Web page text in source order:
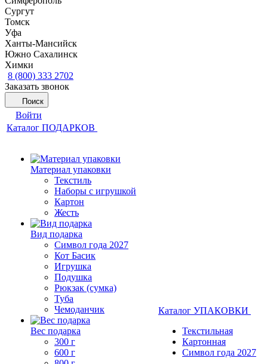
Сургут
Томск
Уфа
Ханты-Мансийск
Южно Сахалинск
Химки
8 (800) 333 2702
Заказать звонок
Поиск
Войти
Каталог ПОДАРКОВ
Материал упаковки
Текстиль
Наборы с игрушкой
Картон
Жесть
Вид подарка
Символ года 2027
Кот Басик
Игрушка
Подушка
Рюкзак (сумка)
Туба
Чемоданчик
Вес подарка
300 г
600 г
Каталог УПАКОВКИ
Текстильная
Картонная
Символ года 2027